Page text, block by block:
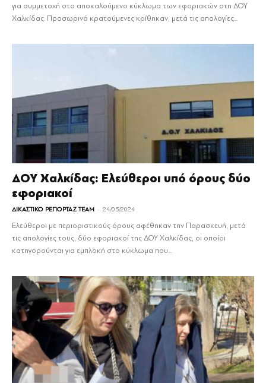
για συμμετοχή στο αποκαλούμενο κύκλωμα των εφοριακών στη ΔΟΥ
Χαλκίδας. Προσωρινά κρατούμενες κρίθηκαν, μετά τις απολογίες...
ΔΟΥ Χαλκίδας: Ελεύθεροι υπό όρους δύο
εφοριακοί
ΔΙΚΑΣΤΙΚΟ ΡΕΠΟΡΤΑΖ TEAM - 24/05/2024
Ελεύθεροι με περιοριστικούς όρους αφέθηκαν την Παρασκευή, μετά
τις απολογίες τους, δύο εφοριακοί της ΔΟΥ Χαλκίδας, οι οποίοι
κατηγορούνται για εμπλοκή στο κύκλωμα που...